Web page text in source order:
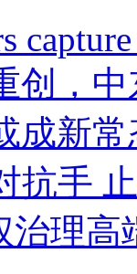
创，
成新常
抗手
治理